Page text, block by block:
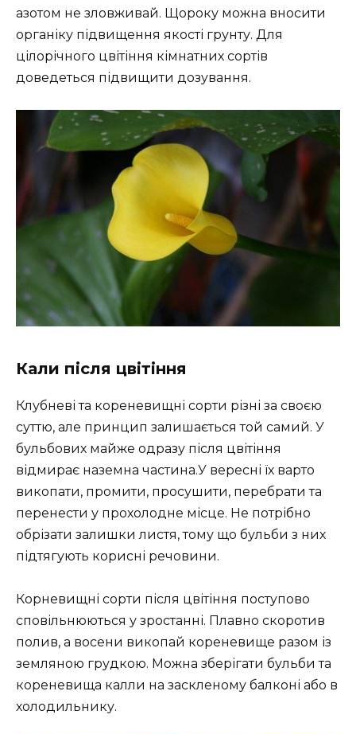
азотом не зловживай. Щороку можна вносити
органіку підвищення якості грунту. Для
цілорічного цвітіння кімнатних сортів
доведеться підвищити дозування.
Кали після цвітіння
Клубневі та кореневищні сорти різні за своєю
суттю, але принцип залишається той самий. У
бульбових майже одразу після цвітіння
відмирає наземна частина.У вересні їх варто
викопати, промити, просушити, перебрати та
перенести у прохолодне місце. Не потрібно
обрізати залишки листя, тому що бульби з них
підтягують корисні речовини.
Корневищні сорти після цвітіння поступово
сповільнюються у зростанні. Плавно скоротив
полив, а восени викопай кореневище разом із
земляною грудкою. Можна зберігати бульби та
кореневища калли на заскленому балконі або в
холодильнику.